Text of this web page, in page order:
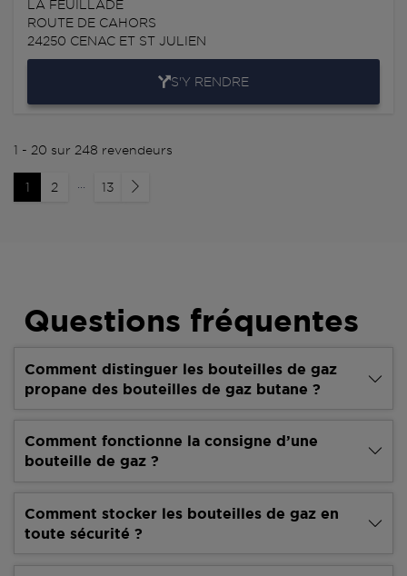
LA FEUILLADE
ROUTE DE CAHORS
24250 CENAC ET ST JULIEN
S'Y RENDRE
1 - 20 sur 248 revendeurs
1 2 13
Questions fréquentes
Comment distinguer les bouteilles de gaz
propane des bouteilles de gaz butane ?
Comment fonctionne la consigne d’une
bouteille de gaz ?
Comment stocker les bouteilles de gaz en
toute sécurité ?